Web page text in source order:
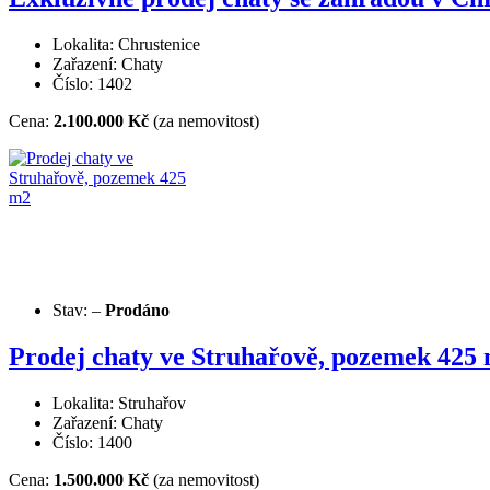
Lokalita: Chrustenice
Zařazení: Chaty
Číslo: 1402
Cena: 2.100.000 Kč (za nemovitost)
Stav: – Prodáno
Prodej chaty ve Struhařově, pozemek 425
Lokalita: Struhařov
Zařazení: Chaty
Číslo: 1400
Cena: 1.500.000 Kč (za nemovitost)